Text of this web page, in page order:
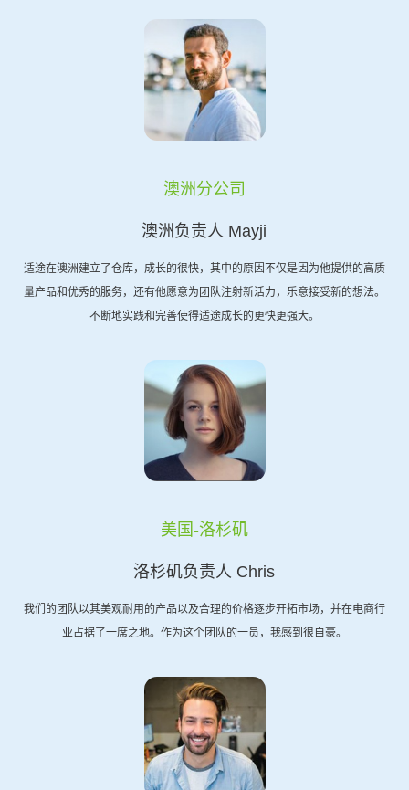
澳洲分公司
澳洲负责人 Mayji
适途在澳洲建立了仓库，成长的很快，其中的原因不仅是因为他提供的高质
量产品和优秀的服务，还有他愿意为团队注射新活力，乐意接受新的想法。
不断地实践和完善使得适途成长的更快更强大。
美国-洛杉矶
洛杉矶负责人 Chris
我们的团队以其美观耐用的产品以及合理的价格逐步开拓市场，并在电商行
业占据了一席之地。作为这个团队的一员，我感到很自豪。